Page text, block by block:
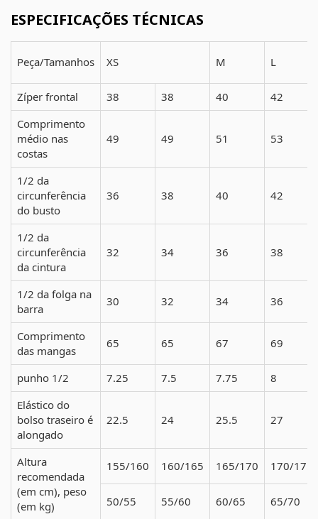
ESPECIFICAÇÕES TÉCNICAS
Peça/Tamanhos XS M L
Zíper frontal 38 38 40
42
Comprimento
médio nas
costas
49 49 51 53
1/2 da
circunferência
do busto
36 38 40 42
1/2 da
circunferência
da cintura
32 34 36 38
1/2 da folga na
barra
30 32 34 36
Comprimento
das mangas
65 65 67 69
punho 1/2 7.25 7.5 7.75
8
Elástico do
bolso traseiro é
alongado
22.5 24 25.5 27
Altura
recomendada
(em cm), peso
(em kg)
155/160 160/165 165/170 170/175
50/55 55/60 60/65 65/70